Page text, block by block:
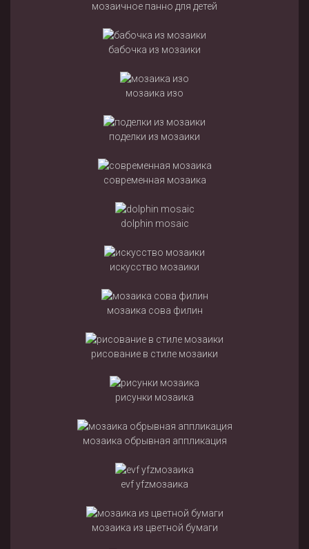
мозаичное панно для детей
бабочка из мозаики
мозаика изо
поделки из мозаики
современная мозаика
dolphin mosaic
искусство мозаики
мозаика сова филин
рисование в стиле мозаики
рисунки мозаика
мозаика обрывная аппликация
evf yfzмозаика
мозаика из цветной бумаги